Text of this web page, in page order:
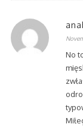
No